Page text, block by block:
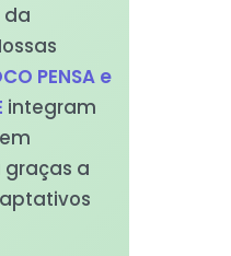
da
PENSA e
integram
graças a